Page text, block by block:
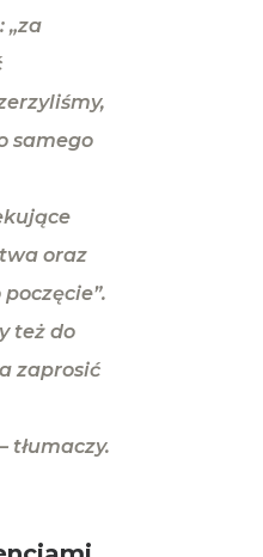
„za
samego
oraz
też do
zaprosić
– tłumaczy.